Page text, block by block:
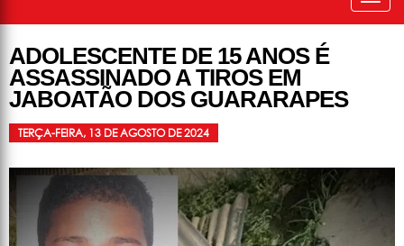
ADOLESCENTE DE 15 ANOS É
ASSASSINADO A TIROS EM
JABOATÃO DOS GUARARAPES
TERÇA-FEIRA, 13 DE AGOSTO DE 2024